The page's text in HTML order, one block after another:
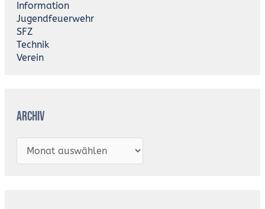
Information
Jugendfeuerwehr
SFZ
Technik
Verein
Archiv